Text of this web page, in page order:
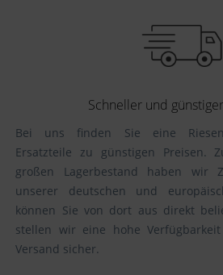
Schneller und
Bei uns finden Sie eine
Ersatzteile zu günstigen Preisen.
großen Lagerbestand haben wir
unserer deutschen und
können Sie von dort aus direkt
stellen wir eine hohe
Versand sicher.